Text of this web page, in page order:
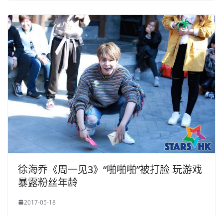
徐海乔《周一见3》“啪啪啪”被打脸 玩游戏
暴露粉丝年龄
2017-05-18